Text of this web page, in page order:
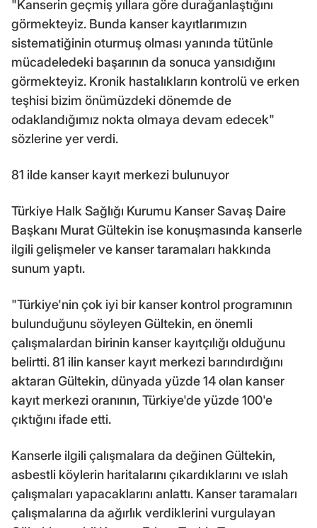
"Kanserin geçmiş yıllara göre durağanlaştığını
görmekteyiz. Bunda kanser kayıtlarımızın
sistematiğinin oturmuş olması yanında tütünle
mücadeledeki başarının da sonuca yansıdığını
görmekteyiz. Kronik hastalıkların kontrolü ve erken
teşhisi bizim önümüzdeki dönemde de
odaklandığımız nokta olmaya devam edecek"
sözlerine yer verdi.
81 ilde kanser kayıt merkezi bulunuyor
Türkiye Halk Sağlığı Kurumu Kanser Savaş Daire
Başkanı Murat Gültekin ise konuşmasında kanserle
ilgili gelişmeler ve kanser taramaları hakkında
sunum yaptı.
"Türkiye'nin çok iyi bir kanser kontrol programının
bulunduğunu söyleyen Gültekin, en önemli
çalışmalardan birinin kanser kayıtçılığı olduğunu
belirtti. 81 ilin kanser kayıt merkezi barındırdığını
aktaran Gültekin, dünyada yüzde 14 olan kanser
kayıt merkezi oranının, Türkiye'de yüzde 100'e
çıktığını ifade etti.
Kanserle ilgili çalışmalara da değinen Gültekin,
asbestli köylerin haritalarını çıkardıklarını ve ıslah
çalışmaları yapacaklarını anlattı. Kanser taramaları
çalışmalarına da ağırlık verdiklerini vurgulayan